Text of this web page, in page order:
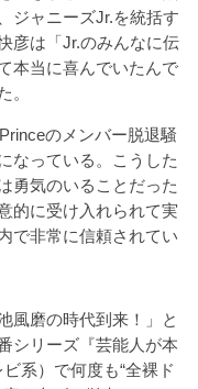
ジャニーズJr.を統括す
彦は「Jr.のみんなに伝
本当に喜んでいたんで
。
のメンバー脱退騒
なっている。こうした
勇気のいることだった
的に受け入れられて実
で非常に信頼されてい
風磨の時代到来！」と
シリーズ『芸能人が本
系）で何度も“全裸ド